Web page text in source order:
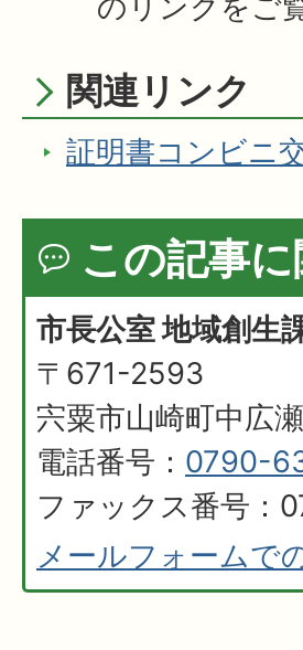
のリンクをご
関連リンク
証明書コンビニ
この記事
市長公室 地域創生
〒671-2593
宍粟市山崎町中広
電話番号： 0790-
ファックス番号
メールフォームで